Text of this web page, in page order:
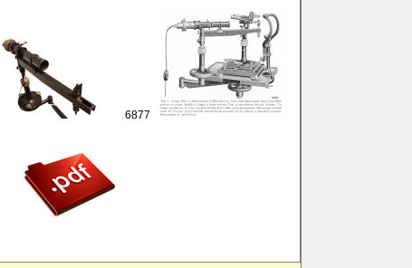
6877